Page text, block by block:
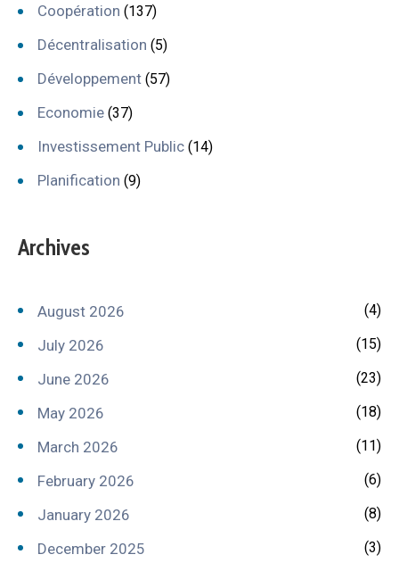
Coopération (137)
Décentralisation (5)
Développement (57)
Economie (37)
Investissement Public (14)
Planification (9)
Archives
August 2026 (4)
July 2026 (15)
June 2026 (23)
May 2026 (18)
March 2026 (11)
February 2026 (6)
January 2026 (8)
December 2025 (3)